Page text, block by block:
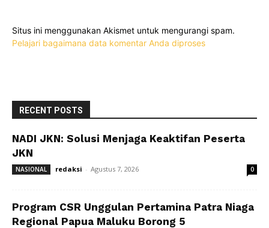
Situs ini menggunakan Akismet untuk mengurangi spam.
Pelajari bagaimana data komentar Anda diproses
RECENT POSTS
NADI JKN: Solusi Menjaga Keaktifan Peserta
JKN
NASIONAL redaksi - Agustus 7, 2026 0
Program CSR Unggulan Pertamina Patra Niaga
Regional Papua Maluku Borong 5